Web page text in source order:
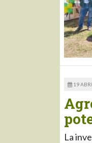
19
La